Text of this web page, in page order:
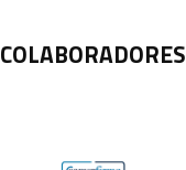
COLABORADORES